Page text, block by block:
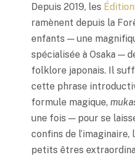
Depuis 2019, les
ramènent depuis la
enfants — une
spécialisée à Osaka —
folklore japonais. Il
cette phrase
formule magique,
une fois — pour se
confins de l’imaginaire,
petits êtres